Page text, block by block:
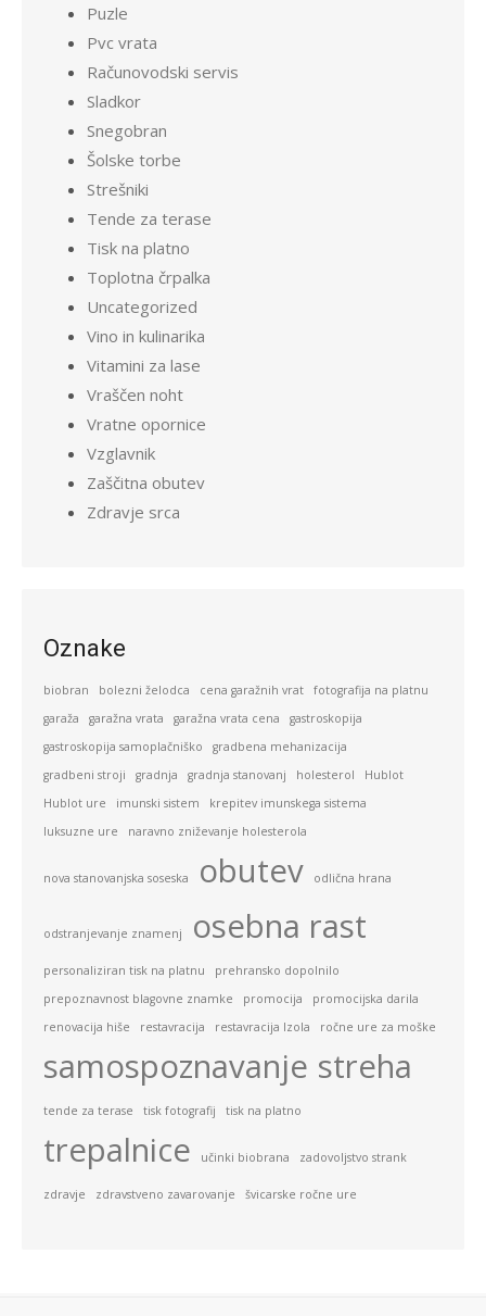
Puzle
Pvc vrata
Računovodski servis
Sladkor
Snegobran
Šolske torbe
Strešniki
Tende za terase
Tisk na platno
Toplotna črpalka
Uncategorized
Vino in kulinarika
Vitamini za lase
Vraščen noht
Vratne opornice
Vzglavnik
Zaščitna obutev
Zdravje srca
Oznake
biobran bolezni želodca cena garažnih vrat
fotografija na platnu
garaža
garažna vrata garažna vrata cena
gastroskopija
gastroskopija samoplačniško
gradbena mehanizacija
gradbeni stroji
gradnja gradnja stanovanj holesterol
Hublot
Hublot ure
imunski sistem
krepitev imunskega sistema
luksuzne ure
naravno zniževanje holesterola
nova stanovanjska soseska obutev odlična hrana
odstranjevanje znamenj osebna rast
personaliziran tisk na platnu
prehransko dopolnilo
prepoznavnost blagovne znamke
promocija
promocijska darila
renovacija hiše
restavracija restavracija Izola ročne ure za moške
samospoznavanje streha
tende za terase tisk fotografij tisk na platno
trepalnice učinki biobrana zadovoljstvo strank
zdravje zdravstveno zavarovanje švicarske ročne ure